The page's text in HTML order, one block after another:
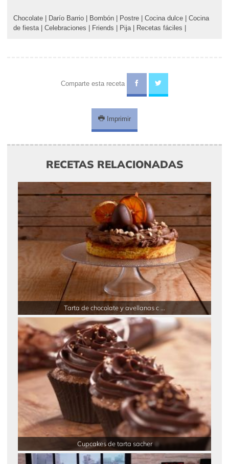
Chocolate Darío Barrio Bombón Postre Cocina dulce
Cocina
de fiesta
Celebraciones Friends Pija Recetas fáciles
Comparte esta receta
Imprimir
RECETAS RELACIONADAS
Tarta de chocolate y avellanas c ...
Cupcakes de tarta sacher